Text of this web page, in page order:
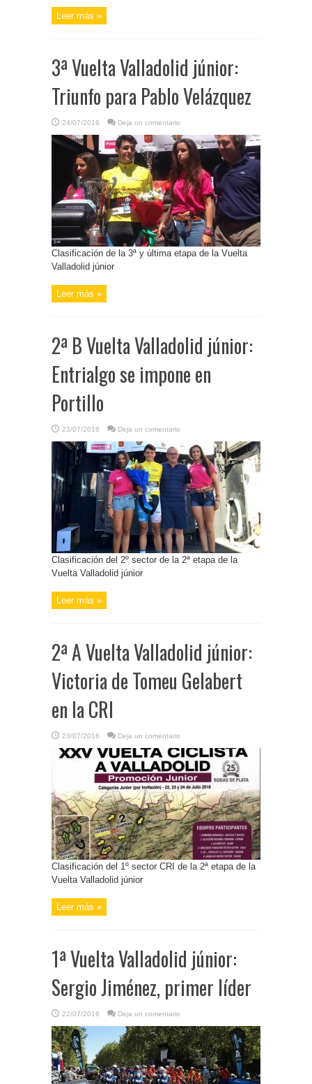
Leer más »
3ª Vuelta Valladolid júnior:
Triunfo para Pablo Velázquez
24/07/2016 Deja un comentario
Clasificación de la 3ª y última etapa de la Vuelta
Valladolid júnior
Leer más »
2ª B Vuelta Valladolid júnior:
Entrialgo se impone en
Portillo
23/07/2016 Deja un comentario
Clasificación del 2º sector de la 2ª etapa de la
Vuelta Valladolid júnior
Leer más »
2ª A Vuelta Valladolid júnior:
Victoria de Tomeu Gelabert
en la CRI
23/07/2016 Deja un comentario
Clasificación del 1º sector CRI de la 2ª etapa de la
Vuelta Valladolid júnior
Leer más »
1ª Vuelta Valladolid júnior:
Sergio Jiménez, primer líder
22/07/2016 Deja un comentario